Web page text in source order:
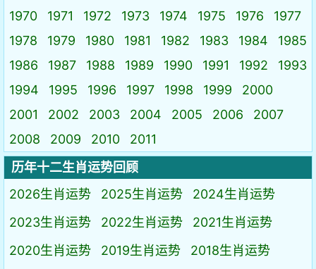
1970
1971 1972 1973 1974 1975 1976
1977
1978
1979 1980 1981 1982 1983 1984
1985
1986
1987 1988 1989 1990 1991 1992
1993
1994
1995 1996 1997 1998 1999
2000
2001
2002 2003 2004 2005 2006
2007
2008
2009 2010
2011
历年十二生肖运势回顾
2026生肖运势
2025生肖运势
2024生肖运势
2023生肖运势
2022生肖运势
2021生肖运势
2020生肖运势
2019生肖运势
2018生肖运势